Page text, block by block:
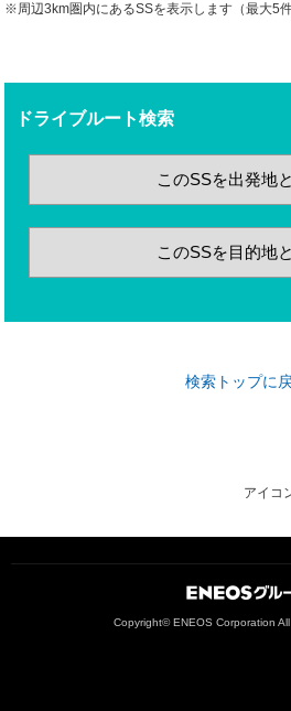
※周辺3km圏内にあるSSを表示します（最大5件
ドライブルート検索
このSSを出発地
このSSを目的地
検索トップに
アイコ
Copyright© ENEOS Corporation All